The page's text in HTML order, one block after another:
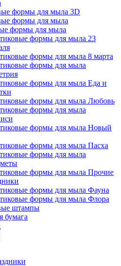
формы для мыла 3D
формы для мыла
формы для мыла
формы для мыла 23
формы для мыла 8 марта
формы для мыла
формы для мыла Еда и
формы для мыла Любовь
формы для мыла
формы для мыла Новый
формы для мыла Пасха
формы для мыла
формы для мыла Прочие
формы для мыла Фауна
формы для мыла Флора
штампы
бумага